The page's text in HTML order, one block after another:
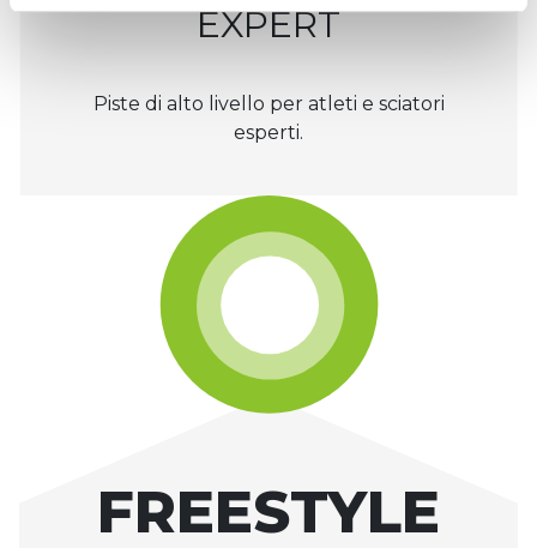
EXPERT
Piste di alto livello per atleti e sciatori
esperti.
FREESTYLE